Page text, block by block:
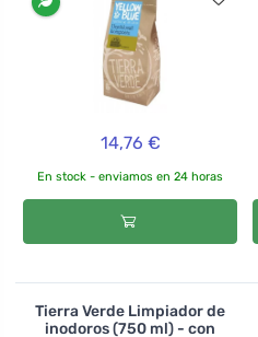
14,76 €
En stock - enviamos en 24 horas
Tierra Verde Limpiador de
inodoros (750 ml) - con